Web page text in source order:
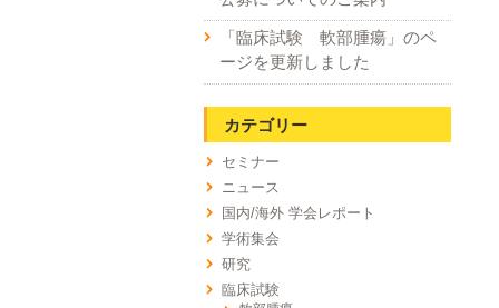
「臨床試験 軟部腫瘍」のペ
ージを更新しました
カテゴリー
セミナー
ニュース
国内/海外 学会レポート
学術集会
研究
臨床試験